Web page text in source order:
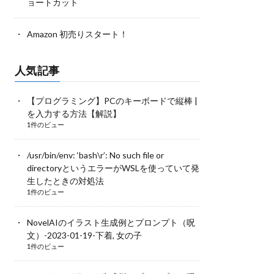
ョートカット
Amazon 初売りスタート！
人気記事
【プログラミング】PCのキーボードで縦棒 |
を入力する方法【解説】
1件のビュー
/usr/bin/env: ‘bash\r’: No such file or
directoryというエラーがWSLを使っていて発
生したときの対処法
1件のビュー
NovelAIのイラスト生成例とプロンプト（呪
文）-2023-01-19-下着, 女の子
1件のビュー